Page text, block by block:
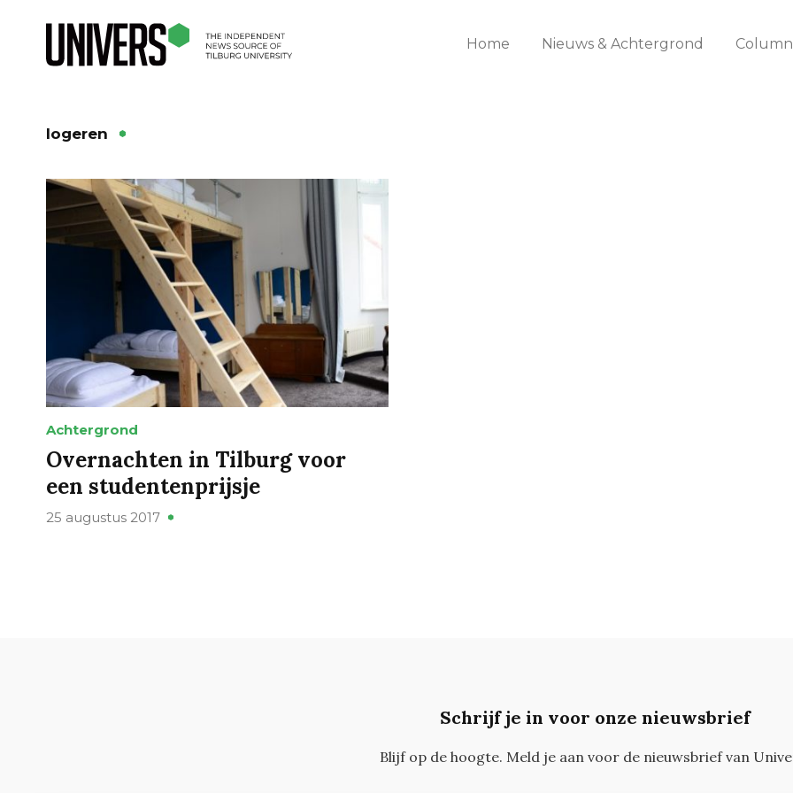
Home Nieuws & Achtergrond
logeren
Achtergrond
Overnachten in Tilburg voor
een studentenprijsje
25 augustus 2017
Schrijf je in voor onze nieuwsbrief
Blijf op de hoogte. Meld je aan voor de nieuwsbrief van